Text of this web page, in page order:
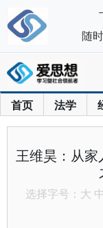
首页 法学
王维昊：从
选择字号： 大 中
随